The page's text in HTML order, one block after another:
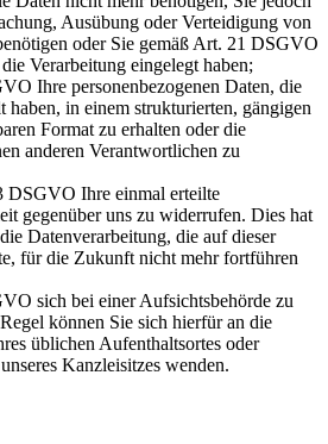
Ausübung oder Verteidigung von
oder Sie gemäß Art. 21 DSGVO
Verarbeitung eingelegt haben;
Ihre personenbezogenen Daten, die
haben, in einem strukturierten, gängigen
Format zu erhalten oder die
anderen Verantwortlichen zu
DSGVO Ihre einmal erteilte
gegenüber uns zu widerrufen. Dies hat
Datenverarbeitung, die auf dieser
für die Zukunft nicht mehr fortführen
sich bei einer Aufsichtsbehörde zu
können Sie sich hierfür an die
üblichen Aufenthaltsortes oder
Kanzleisitzes wenden.